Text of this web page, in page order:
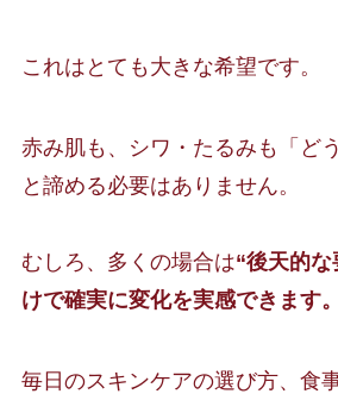
これはとても大きな希望です。
赤み肌も、シワ・たるみも「ど
と諦める必要はありません。
むしろ、多くの場合は“後天的
けで確実に変化を実感できます。
毎日のスキンケアの選び方、食